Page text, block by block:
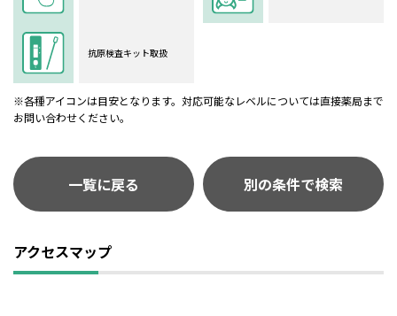
抗原検査キット取扱
※各種アイコンは目安となります。対応可能なレベルについては直接薬局まで
お問い合わせください。
一覧に戻る 別の条件で検索
アクセスマップ